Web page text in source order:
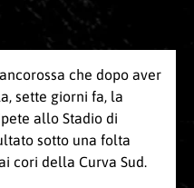
che dopo aver
sette giorni fa, la
allo Stadio di
sotto una folta
cori della Curva Sud.